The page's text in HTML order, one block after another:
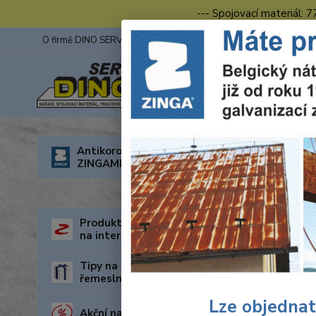
--- Spojovací materiál:
O firmě DINO SERVIS s.r.o. ZINGA Fotogalerie z výstav
Antikorozní nátěry
ZINGAMETALL
Produkty za nejnižší cenu
na internetu
Tipy na dárky pro kutily a
řemeslníky
Akční nabídka
Úvod
Lze